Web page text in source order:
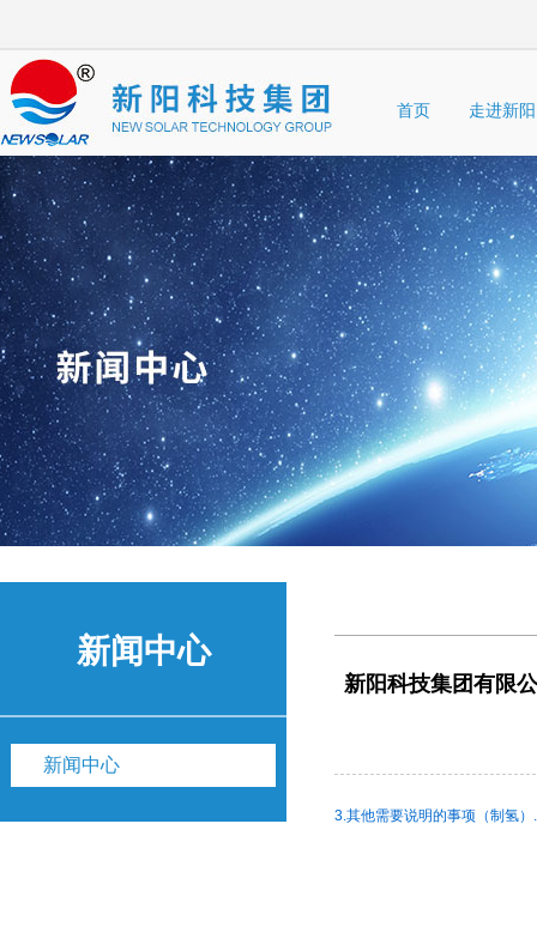
首页 走进新阳
新闻中心
新闻中心
新阳科技集团有限
3.其他需要说明的事项（制氢）